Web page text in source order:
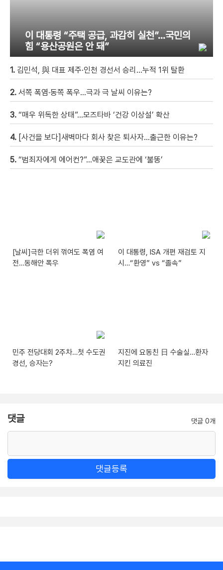
이 대통령 “주택 공급, 과감히 실천”…국민의
힘 “용산공원은 안 돼”
1. 김민석, 與 대표 제주·인천 경선서 승리…누적 1위 탈환
2. 서쪽 폭염·동쪽 폭우…극과 극 날씨 이유는?
3. “매우 위독한 상태”…모즈타바 ‘건강 이상설’ 확산
4. [사건을 보다]새벽마다 회사 찾은 퇴사자…출근한 이유는?
5. “범죄자에게 에어컨?”…애꿎은 교도관에 ‘불똥’
[날씨]극한 더위 꺾여도 폭염 여
전…동해안 폭우
이 대통령, ISA 개편 재검토 지
시…“환영” vs “졸속”
민주 전당대회 2주차…첫 수도권
경선, 승자는?
지진에 요동친 日 수술실…환자
지킨 의료진
댓글 댓글 0개
댓글등록